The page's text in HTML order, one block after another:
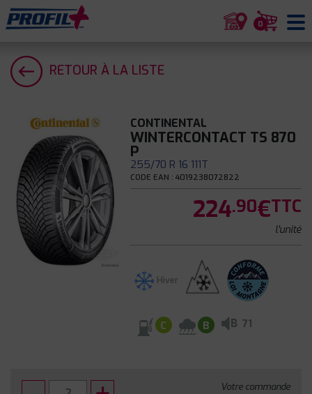
0
RETOUR À LA LISTE
CONTINENTAL
WINTERCONTACT TS 870
P
255/70 R 16 111T
CODE EAN : 4019238072822
224.90€TTC
l'unité
Hiver
C B B 71
Votre commande